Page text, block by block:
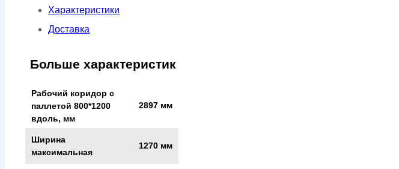
AC4
Характеристики
Доставка
Больше характеристик
Рабочий коридор с
паллетой 800*1200
вдоль, мм
2897 мм
Ширина
максимальная
1270 мм